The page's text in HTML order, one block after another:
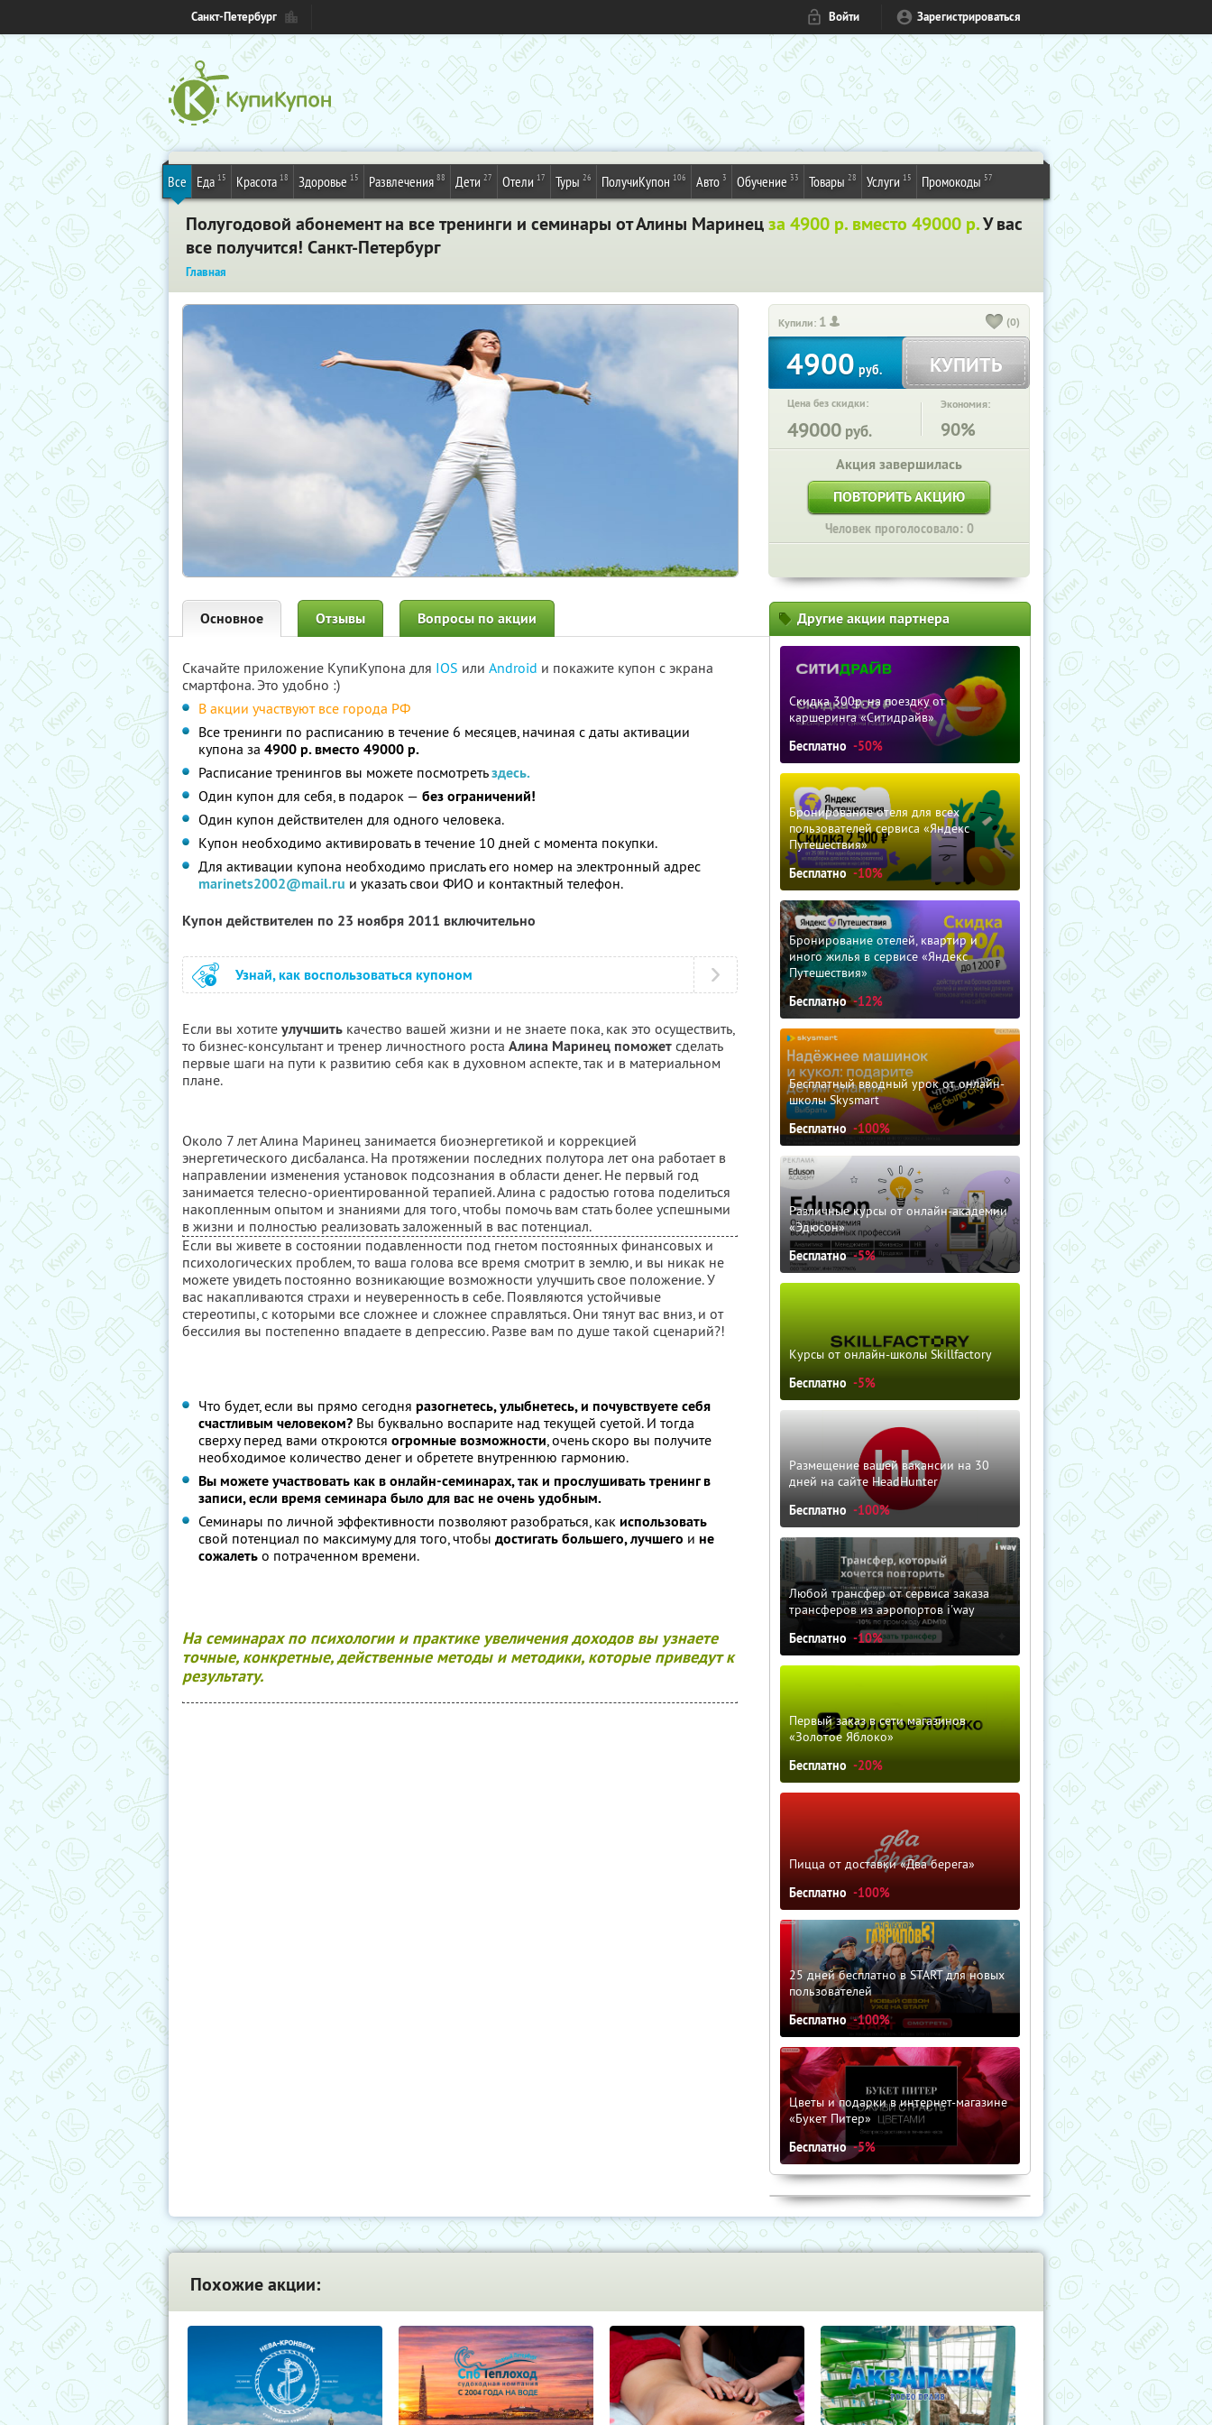
Санкт-Петербург Войти Зарегистрироваться
Все Еда 15 Красота 18 Здоровье 15 Развлечения 88 Дети 27 Отели 17 Туры 26 ПолучиКупон 106 Авто 3 Обучение 33 Товары 28 Услуги 15 Промокоды 57
Полугодовой абонемент на все тренинги и семинары от Алины Маринецза 4900 р. вместо 49000 р.У вас
все получится! Санкт-Петербург
Главная
Купили: 1 (0)
4900руб. КУПИТЬ
Цена без скидки:
49000 руб.
Экономия:
90%
Акция завершилась
ПОВТОРИТЬ АКЦИЮ
Человек проголосовало: 0
Основное Отзывы Вопросы по акции
Скачайте приложение КупиКупона для IOS или Android и покажите купон с экрана
смартфона. Это удобно :)
В акции участвуют все города РФ
Все тренинги по расписанию в течение 6 месяцев, начиная с даты активации
купона за 4900 р. вместо 49000 р.
Расписание тренингов вы можете посмотретьздесь.
Один купон для себя, в подарок — без ограничений!
Один купон действителен для одного человека.
Купон необходимо активировать в течение 10 дней с момента покупки.
Для активации купона необходимо прислать его номер на электронный адрес
marinets2002@mail.ru и указать свои ФИО и контактный телефон.
Купон действителен по 23 ноября 2011 включительно
Узнай, как воспользоваться купоном
Если вы хотите улучшить качество вашей жизни и не знаете пока, как это осуществить,
то бизнес-консультант и тренер личностного роста Алина Маринец поможет сделать
первые шаги на пути к развитию себя как в духовном аспекте, так и в материальном
плане.
Около 7 лет Алина Маринец занимается биоэнергетикой и коррекцией
энергетического дисбаланса. На протяжении последних полутора лет она работает в
направлении изменения установок подсознания в области денег. Не первый год
занимается телесно-ориентированной терапией. Алина с радостью готова поделиться
накопленным опытом и знаниями для того, чтобы помочь вам стать более успешными
в жизни и полностью реализовать заложенный в вас потенциал.
Если вы живете в состоянии подавленности под гнетом постоянных финансовых и
психологических проблем, то ваша голова все время смотрит в землю, и вы никак не
можете увидеть постоянно возникающие возможности улучшить свое положение. У
вас накапливаются страхи и неуверенность в себе. Появляются устойчивые
стереотипы, с которыми все сложнее и сложнее справляться. Они тянут вас вниз, и от
бессилия вы постепенно впадаете в депрессию. Разве вам по душе такой сценарий?!
Что будет, если вы прямо сегодня разогнетесь, улыбнетесь, и почувствуете себя
счастливым человеком? Вы буквально воспарите над текущей суетой. И тогда
сверху перед вами откроются огромные возможности, очень скоро вы получите
необходимое количество денег и обретете внутреннюю гармонию.
Вы можете участвовать как в онлайн-семинарах, так и прослушивать тренинг в
записи, если время семинара было для вас не очень удобным.
Семинары по личной эффективности позволяют разобраться, как использовать
свой потенциал по максимуму для того, чтобы достигать большего, лучшего и не
сожалеть о потраченном времени.
На семинарах по психологии и практике увеличения доходов вы узнаете
точные, конкретные, действенные методы и методики, которые приведут к
результату.
Другие акции партнера
Скидка 300р. на поездку от
каршеринга «Ситидрайв»
Бесплатно -50%
Бронирование отеля для всех
пользователей сервиса «Яндекс
Путешествия»
Бесплатно -10%
Бронирование отелей, квартир и
иного жилья в сервисе «Яндекс
Путешествия»
Бесплатно -12%
Бесплатный вводный урок от онлайн-
школы Skysmart
Бесплатно -100%
Различные курсы от онлайн-академии
«Эдюсон»
Бесплатно -5%
Курсы от онлайн-школы Skillfactory
Бесплатно -5%
Размещение вашей вакансии на 30
дней на сайте HeadHunter
Бесплатно -100%
Любой трансфер от сервиса заказа
трансферов из аэропортов i'way
Бесплатно -10%
Первый заказ в сети магазинов
«Золотое Яблоко»
Бесплатно -20%
Пицца от доставки «Два берега»
Бесплатно -100%
25 дней бесплатно в START для новых
пользователей
Бесплатно -100%
Цветы и подарки в интернет-магазине
«Букет Питер»
Бесплатно -5%
Похожие акции: